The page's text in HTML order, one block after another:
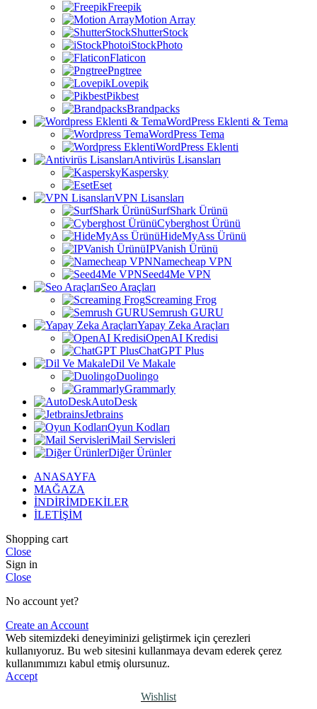
Freepik
Motion Array
ShutterStock
iStockPhoto
Flaticon
Pngtree
Lovepik
Pikbest
Brandpacks
WordPress Eklenti & Tema
WordPress Tema
WordPress Eklenti
Antivirüs Lisansları
Kaspersky
Eset
VPN Lisansları
SurfShark Ürünü
Cyberghost Ürünü
HideMyAss Ürünü
IPVanish Ürünü
Namecheap VPN
Seed4Me VPN
Seo Araçları
Screaming Frog
Semrush GURU
Yapay Zeka Araçları
OpenAI Kredisi
ChatGPT Plus
Dil Ve Makale
Duolingo
Grammarly
AutoDesk
Jetbrains
Oyun Kodları
Mail Servisleri
Diğer Ürünler
ANASAYFA
MAĞAZA
İNDİRİMDEKİLER
İLETİŞİM
Shopping cart
Close
Sign in
Close
No account yet?
Create an Account
Web sitemizdeki deneyiminizi geliştirmek için çerezleri
kullanıyoruz. Bu web sitesini kullanmaya devam ederek çerez
kullanımımızı kabul etmiş olursunuz.
Accept
Wishlist